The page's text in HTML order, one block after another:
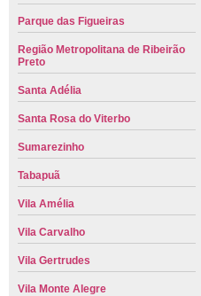
Parque das Figueiras
Região Metropolitana de Ribeirão
Preto
Santa Adélia
Santa Rosa do Viterbo
Sumarezinho
Tabapuã
Vila Amélia
Vila Carvalho
Vila Gertrudes
Vila Monte Alegre